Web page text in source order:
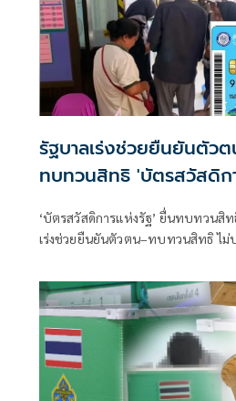
รัฐบาลเร่งช่วยยืนยันตัว
ทบทวนสิทธิ 'บัตรสวัสดิก
‘บัตรสวัสดิการแห่งรัฐ’ ยื่นทบทวนสิท
เร่งช่วยยืนยันตัวตน–ทบทวนสิทธิ ไม่